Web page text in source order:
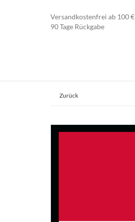
Versandkostenfrei ab 100 €
90 Tage Rückgabe
Zurück